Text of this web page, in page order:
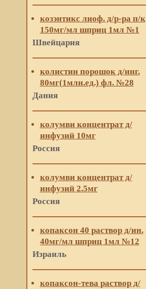
козэнтикс лиоф. д/р-ра п/к
150мг/мл шприц 1мл №1
Швейцария
колистин порошок д/инг.
80мг(1млн.ед.) фл. №28
Дания
колумви концентрат д/
инфузий 10мг
Россия
колумви концентрат д/
инфузий 2.5мг
Россия
копаксон 40 раствор д/ин.
40мг/мл шприц 1мл №12
Израиль
копаксон-тева раствор д/